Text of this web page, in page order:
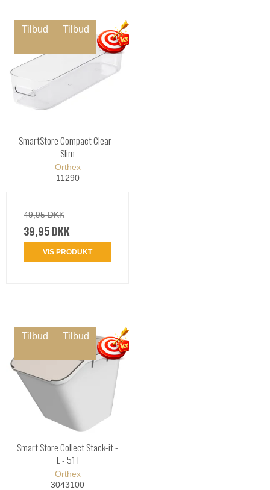
Tilbud Tilbud
SmartStore Compact Clear -
Slim
Orthex
11290
49,95 DKK
39,95 DKK
VIS PRODUKT
Tilbud Tilbud
Smart Store Collect Stack-it -
L - 51 l
Orthex
3043100